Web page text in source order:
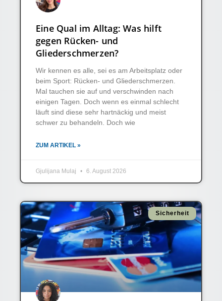
Eine Qual im Alltag: Was hilft
gegen Rücken- und
Gliederschmerzen?
Wir kennen es alle, sei es am Arbeitsplatz oder
beim Sport: Rücken- und Gliederschmerzen.
Mal tauchen sie auf und verschwinden nach
einigen Tagen. Doch wenn es einmal schlecht
läuft sind diese sehr hartnäckig und meist
schwer zu behandeln. Doch wie
ZUM ARTIKEL »
Gjulijana Mulaj 6. August 2026
Sicherheit